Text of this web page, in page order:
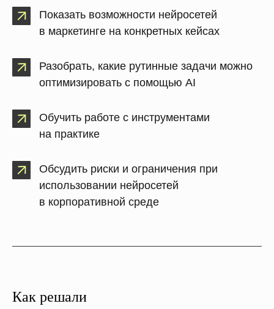
Показать возможности нейросетей
в маркетинге на конкретных кейсах
Разобрать, какие рутинные задачи можно
оптимизировать с помощью AI
Обучить работе с инструментами
на практике
Обсудить риски и ограничения при
использовании нейросетей
в корпоративной среде
Как решали